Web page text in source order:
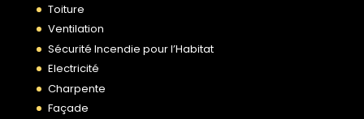
Toiture
Ventilation
Sécurité Incendie pour l’Habitat
Electricité
Charpente
Façade